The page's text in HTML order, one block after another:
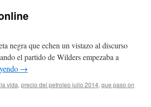
bucks
negra que echen un vistazo al discurso
el partido de Wilders empezaba a
→
vida, precio del petroleo julio 2014, que paso on